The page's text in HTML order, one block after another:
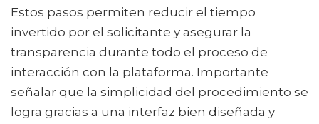
Estos pasos permiten reducir el tiempo
invertido por el solicitante y asegurar la
transparencia durante todo el proceso de
interacción con la plataforma. Importante
señalar que la simplicidad del procedimiento se
logra gracias a una interfaz bien diseñada y